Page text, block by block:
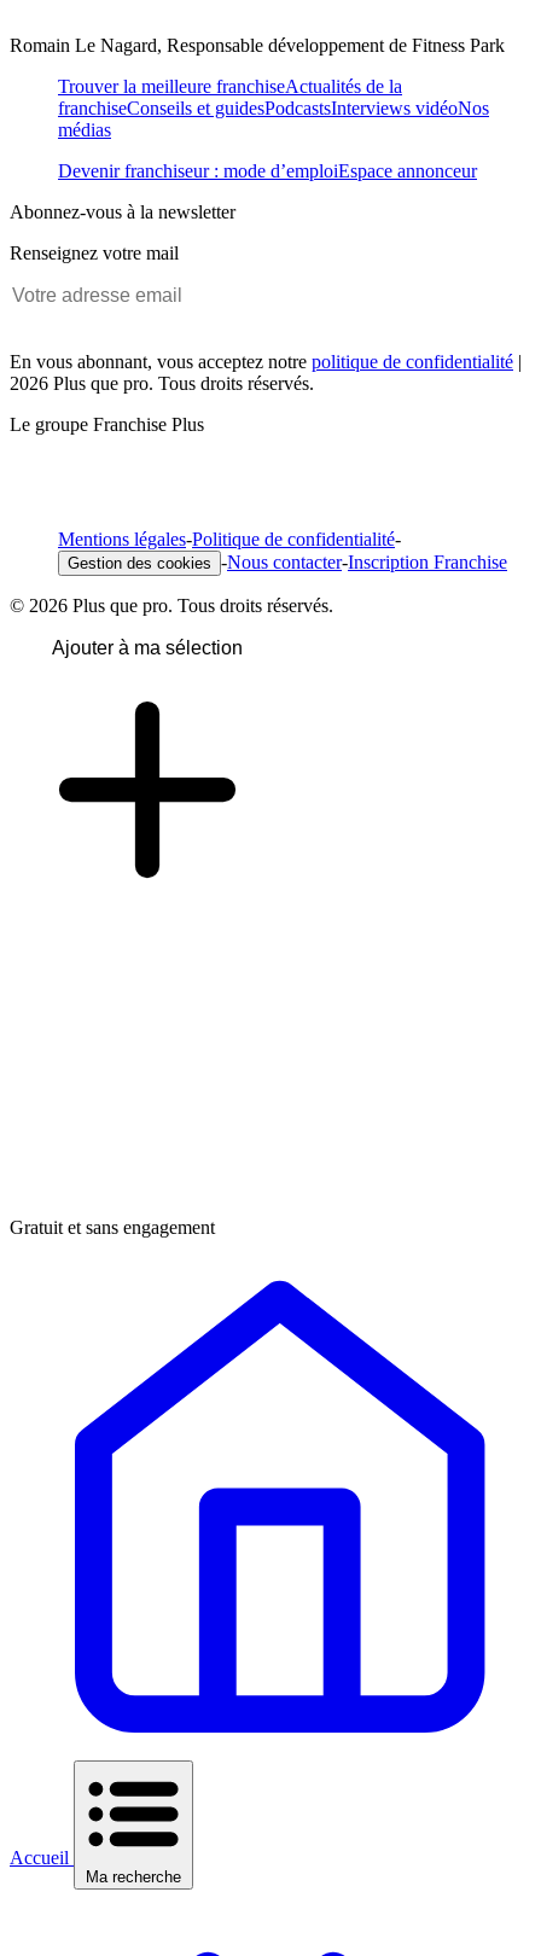
Romain Le Nagard, Responsable développement de Fitness Park
Trouver la meilleure franchiseActualités de la
franchiseConseils et guidesPodcastsInterviews vidéoNos
médias
Devenir franchiseur : mode d’emploiEspace annonceur
Abonnez-vous à la newsletter
Renseignez votre mail
En vous abonnant, vous acceptez notre politique de confidentialité |
2026 Plus que pro. Tous droits réservés.
Le groupe Franchise Plus
Mentions légales-Politique de confidentialité-
Gestion des cookies -Nous contacter-Inscription Franchise
© 2026 Plus que pro. Tous droits réservés.
Ajouter à ma sélection
Gratuit et sans engagement
Accueil
Ma recherche